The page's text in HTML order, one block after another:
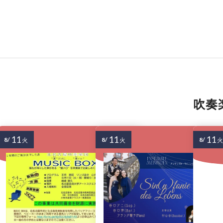
吹奏
8/ 11 火 8/ 11 火 8/ 11 火